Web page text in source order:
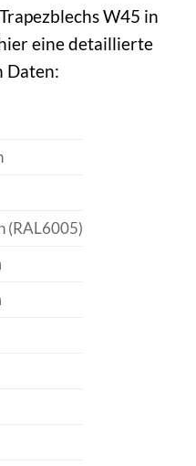
W45 in
eine detaillierte
Daten:
(RAL6005)